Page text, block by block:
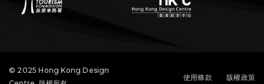
© 2025 Hong Kong Design
使用條款 版權政策